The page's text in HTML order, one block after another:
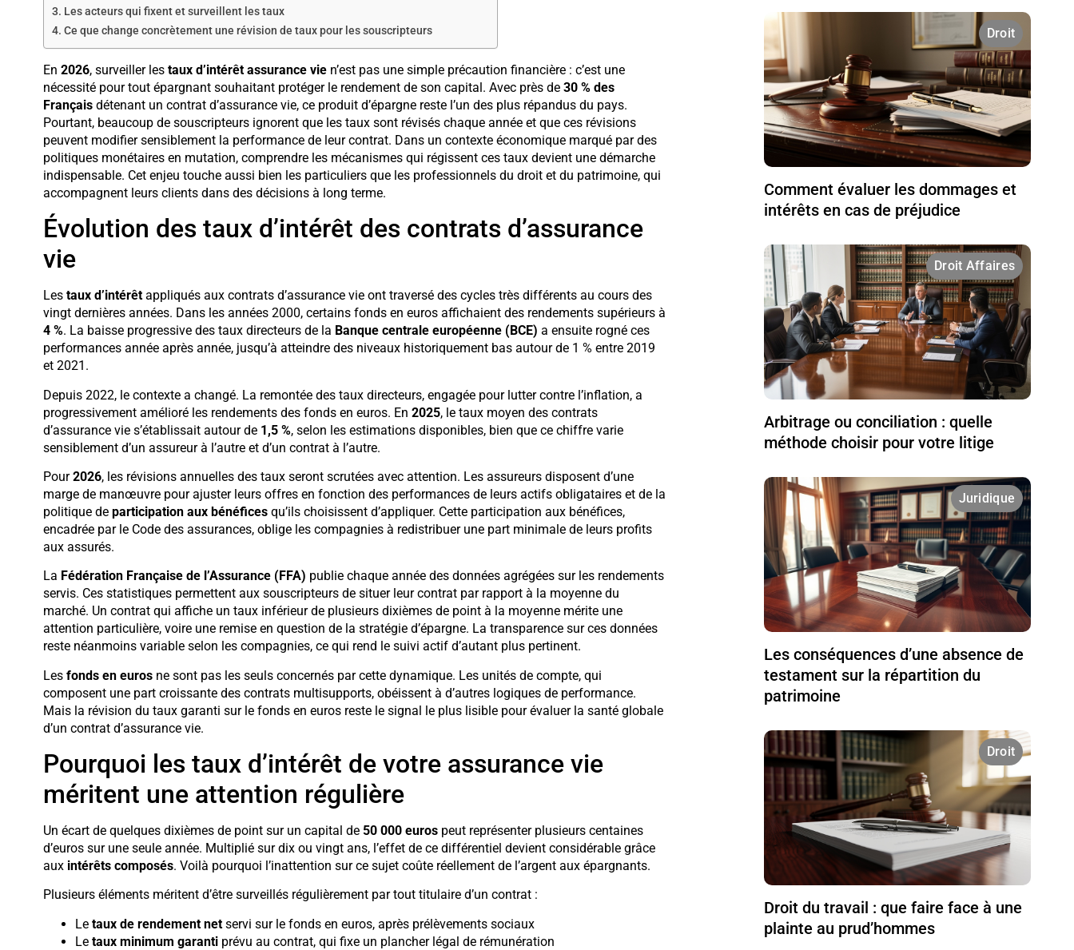
Les acteurs qui fixent et surveillent les taux
Ce que change concrètement une révision de taux pour les souscripteurs
En 2026, surveiller les taux d’intérêt assurance vien’est pas une simple précaution financière : c’est une
nécessité pour tout épargnant souhaitant protéger le rendement de son capital. Avec près de 30 % des
Françaisdétenant un contrat d’assurance vie, ce produit d’épargne reste l’un des plus répandus du pays.
Pourtant, beaucoup de souscripteurs ignorent que les taux sont révisés chaque année et que ces révisions
peuvent modifier sensiblement la performance de leur contrat. Dans un contexte économique marqué par des
politiques monétaires en mutation, comprendre les mécanismes qui régissent ces taux devient une démarche
indispensable. Cet enjeu touche aussi bien les particuliers que les professionnels du droit et du patrimoine, qui
accompagnent leurs clients dans des décisions à long terme.
Évolution des taux d’intérêt des contrats d’assurance
vie
Les taux d’intérêtappliqués aux contrats d’assurance vie ont traversé des cycles très différents au cours des
vingt dernières années. Dans les années 2000, certains fonds en euros affichaient des rendements supérieurs à
4 %. La baisse progressive des taux directeurs de la Banque centrale européenne (BCE) a ensuite rogné ces
performances année après année, jusqu’à atteindre des niveaux historiquement bas autour de 1 % entre 2019
et 2021.
Depuis 2022, le contexte a changé. La remontée des taux directeurs, engagée pour lutter contre l’inflation, a
progressivement amélioré les rendements des fonds en euros. En 2025, le taux moyen des contrats
d’assurance vie s’établissait autour de 1,5 %, selon les estimations disponibles, bien que ce chiffre varie
sensiblement d’un assureur à l’autre et d’un contrat à l’autre.
Pour2026, les révisions annuelles des taux seront scrutées avec attention. Les assureurs disposent d’une
marge de manœuvre pour ajuster leurs offres en fonction des performances de leurs actifs obligataires et de la
politique de participation aux bénéficesqu’ils choisissent d’appliquer. Cette participation aux bénéfices,
encadrée par le Code des assurances, oblige les compagnies à redistribuer une part minimale de leurs profits
aux assurés.
La Fédération Française de l’Assurance (FFA) publie chaque année des données agrégées sur les rendements
servis. Ces statistiques permettent aux souscripteurs de situer leur contrat par rapport à la moyenne du
marché. Un contrat qui affiche un taux inférieur de plusieurs dixièmes de point à la moyenne mérite une
attention particulière, voire une remise en question de la stratégie d’épargne. La transparence sur ces données
reste néanmoins variable selon les compagnies, ce qui rend le suivi actif d’autant plus pertinent.
Les fonds en eurosne sont pas les seuls concernés par cette dynamique. Les unités de compte, qui
composent une part croissante des contrats multisupports, obéissent à d’autres logiques de performance.
Mais la révision du taux garanti sur le fonds en euros reste le signal le plus lisible pour évaluer la santé globale
d’un contrat d’assurance vie.
Pourquoi les taux d’intérêt de votre assurance vie
méritent une attention régulière
Un écart de quelques dixièmes de point sur un capital de 50 000 eurospeut représenter plusieurs centaines
d’euros sur une seule année. Multiplié sur dix ou vingt ans, l’effet de ce différentiel devient considérable grâce
aux intérêts composés. Voilà pourquoi l’inattention sur ce sujet coûte réellement de l’argent aux épargnants.
Plusieurs éléments méritent d’être surveillés régulièrement par tout titulaire d’un contrat :
Le taux de rendement netservi sur le fonds en euros, après prélèvements sociaux
Le taux minimum garantiprévu au contrat, qui fixe un plancher légal de rémunération
Droit
Comment évaluer les dommages et
intérêts en cas de préjudice
Droit Affaires
Arbitrage ou conciliation : quelle
méthode choisir pour votre litige
Juridique
Les conséquences d’une absence de
testament sur la répartition du
patrimoine
Droit
Droit du travail : que faire face à une
plainte au prud’hommes